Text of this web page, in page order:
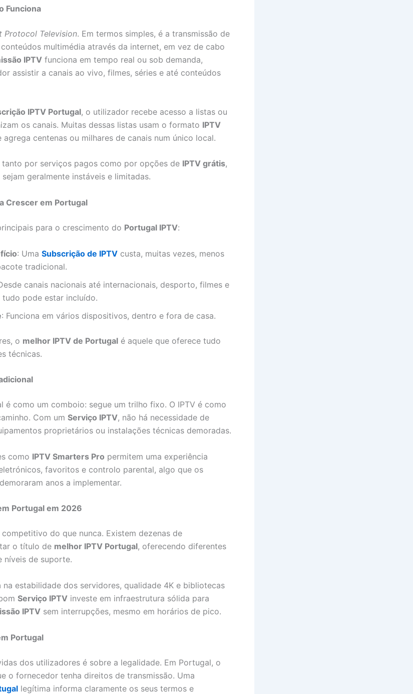
Funciona
Protocol Television. Em termos simples, é a transmissão de
multimédia através da internet, em vez de cabo
IPTV funciona em tempo real ou sob demanda,
assistir a canais ao vivo, filmes, séries e até conteúdos
IPTV Portugal, o utilizador recebe acesso a listas ou
os canais. Muitas dessas listas usam o formato IPTV
agrega centenas ou milhares de canais num único local.
tanto por serviços pagos como por opções de IPTV grátis,
geralmente instáveis e limitadas.
Crescer em Portugal
para o crescimento do Portugal IPTV:
: Uma Subscrição de IPTV custa, muitas vezes, menos
tradicional.
canais nacionais até internacionais, desporto, filmes e
tudo pode estar incluído.
: Funciona em vários dispositivos, dentro e fora de casa.
o melhor IPTV de Portugal é aquele que oferece tudo
técnicas.
é como um comboio: segue um trilho fixo. O IPTV é como
Com um Serviço IPTV, não há necessidade de
proprietários ou instalações técnicas demoradas.
como IPTV Smarters Pro permitem uma experiência
favoritos e controlo parental, algo que os
anos a implementar.
Portugal em 2026
do que nunca. Existem dezenas de
o título de melhor IPTV Portugal, oferecendo diferentes
níveis de suporte.
estabilidade dos servidores, qualidade 4K e bibliotecas
Serviço IPTV investe em infraestrutura sólida para
IPTV sem interrupções, mesmo em horários de pico.
Portugal
dos utilizadores é sobre a legalidade. Em Portugal, o
o fornecedor tenha direitos de transmissão. Uma
legítima informa claramente os seus termos e